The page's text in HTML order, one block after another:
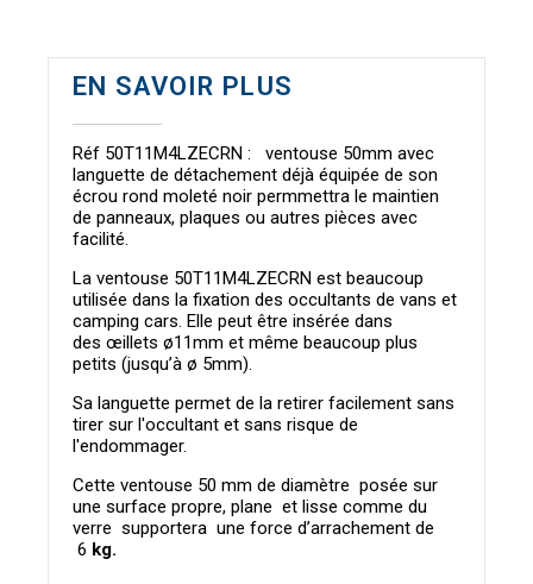
EN SAVOIR PLUS
Réf 50T11M4LZECRN : ventouse 50mm avec
languette de détachement déjà équipée de son
écrou rond moleté noir permmettra le maintien
de panneaux, plaques ou autres pièces avec
facilité.
La ventouse 50T11M4LZECRN est beaucoup
utilisée dans la fixation des occultants de vans et
camping cars. Elle peut être insérée dans
des œillets ø11mm et même beaucoup plus
petits (jusqu’à ø 5mm).
Sa languette permet de la retirer facilement sans
tirer sur l'occultant et sans risque de
l'endommager.
Cette ventouse 50 mm de diamètre posée sur
une surface propre, plane et lisse comme du
verre supportera une force d’arrachement de
6 kg.